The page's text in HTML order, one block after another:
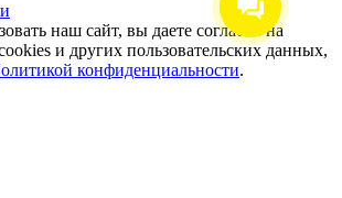
наш сайт, вы даете согласие на
и других пользовательских данных,
конфиденциальности.